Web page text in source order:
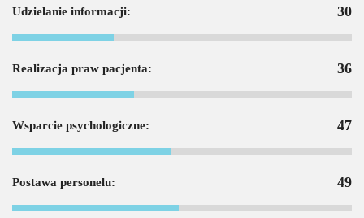
Udzielanie informacji: 30
Realizacja praw pacjenta: 36
Wsparcie psychologiczne: 47
Postawa personelu: 49